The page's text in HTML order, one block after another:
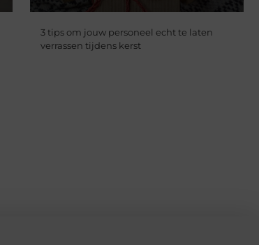
3 tips om jouw personeel echt te laten
verrassen tijdens kerst